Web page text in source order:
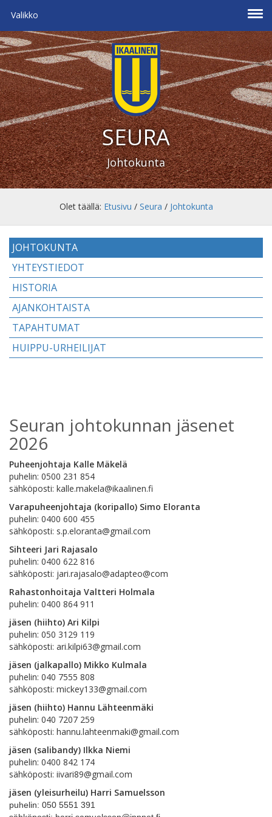
Valikko
SEURA
Johtokunta
Olet täällä: Etusivu / Seura / Johtokunta
JOHTOKUNTA
YHTEYSTIEDOT
HISTORIA
AJANKOHTAISTA
TAPAHTUMAT
HUIPPU-URHEILIJAT
Seuran johtokunnan jäsenet
2026
Puheenjohtaja Kalle Mäkelä
puhelin: 0500 231 854
sähköposti: kalle.makela@ikaalinen.fi
Varapuheenjohtaja (koripallo) Simo Eloranta
puhelin: 0400 600 455
sähköposti: s.p.eloranta@gmail.com
Sihteeri Jari Rajasalo
puhelin: 0400 622 816
sähköposti: jari.rajasalo@adapteo@com
Rahastonhoitaja Valtteri Holmala
puhelin: 0400 864 911
jäsen (hiihto) Ari Kilpi
puhelin: 050 3129 119
sähköposti: ari.kilpi63@gmail.com
jäsen (jalkapallo) Mikko Kulmala
puhelin: 040 7555 808
sähköposti: mickey133@gmail.com
jäsen (hiihto) Hannu Lähteenmäki
puhelin: 040 7207 259
sähköposti: hannu.lahteenmaki@gmail.com
jäsen (salibandy) Ilkka Niemi
puhelin: 0400 842 174
sähköposti: iivari89@gmail.com
jäsen (yleisurheilu) Harri Samuelsson
puhelin: 050 5551 391